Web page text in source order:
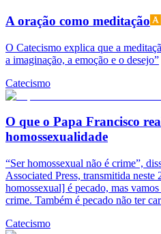
A oração como meditação
O Catecismo explica que a
a imaginação, a emoção e o desejo”
Catecismo
O que o Papa Francisco
homossexualidade
“Ser homossexual não é crime”,
Associated Press, transmitida
homossexual] é pecado, mas
crime. Também é pecado não ter
Catecismo